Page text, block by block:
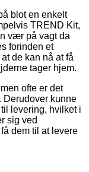
blot en enkelt
TREND Kit,
vær på vagt da
forinden et
de kan nå at få
tager hjem.
ofte er det
Derudover kunne
levering, hvilket i
sig ved
dem til at levere